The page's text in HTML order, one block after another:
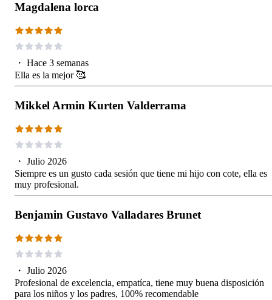
Magdalena lorca
・ Hace 3 semanas
Ella es la mejor 🥰
Mikkel Armin Kurten Valderrama
・ Julio 2026
Siempre es un gusto cada sesión que tiene mi hijo con cote, ella es
muy profesional.
Benjamin Gustavo Valladares Brunet
・ Julio 2026
Profesional de excelencia, empatíca, tiene muy buena disposición
para los niños y los padres, 100% recomendable